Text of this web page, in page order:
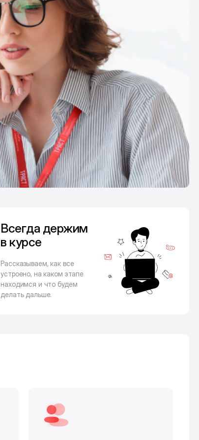
Всегда держим
в курсе
Рассказываем, как все
устроено, на каком этапе
находимся и что будем
делать дальше.